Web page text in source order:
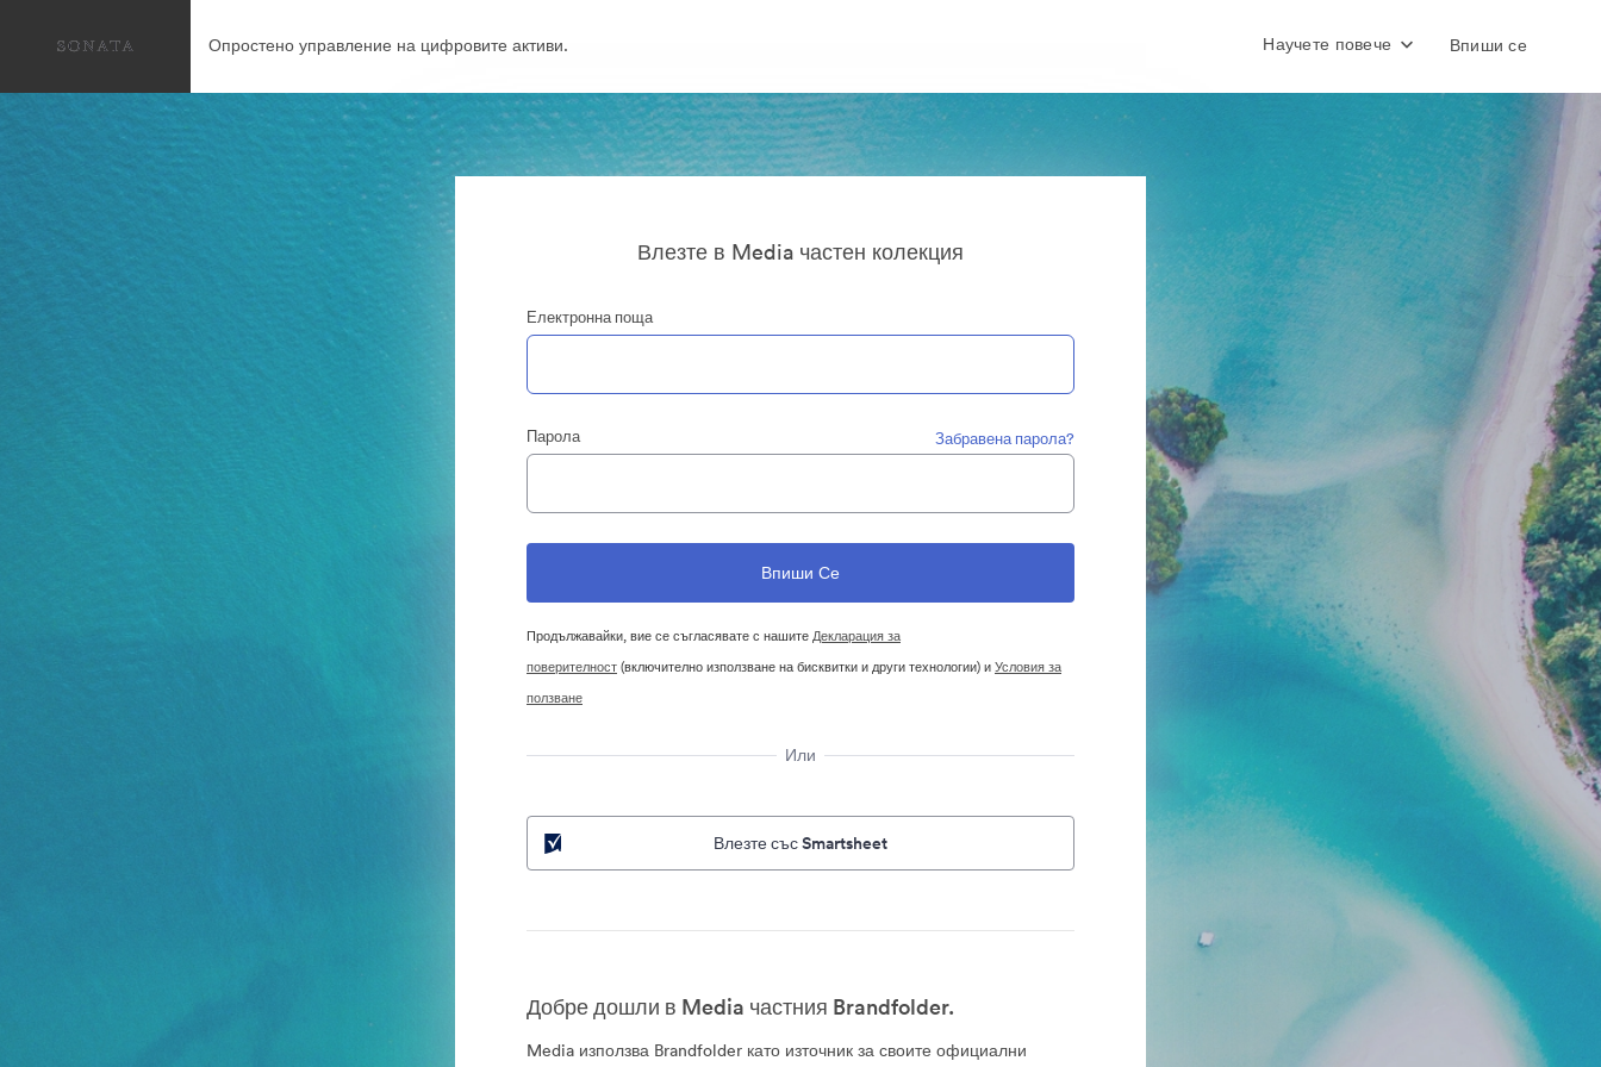
Опростено управление на цифровите активи. Научете повече Впиши се
Влезте в Media частен колекция
Електронна поща
Парола Забравена парола?
Продължавайки, вие се съгласявате с нашитеДекларация за
поверителност(включително използване на бисквитки и други технологии) иУсловия за
ползване
Или
Влезте със Smartsheet
Добре дошли в Media частния Brandfolder.
Media използва Brandfolder като източник за своите официални